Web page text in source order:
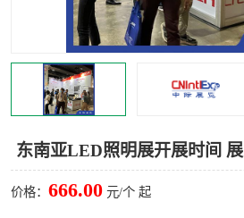
东南亚LED照明展开展时间
价格： 666.00 元/个 起